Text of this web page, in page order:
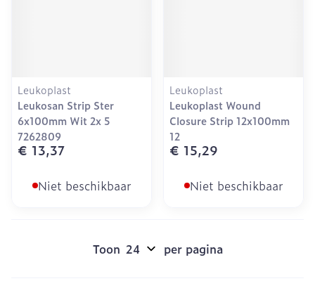
Leukoplast
Leukosan Strip Ster
6x100mm Wit 2x 5
7262809
€ 13,37
Niet beschikbaar
Leukoplast
Leukoplast Wound
Closure Strip 12x100mm
12
€ 15,29
Niet beschikbaar
Toon per pagina